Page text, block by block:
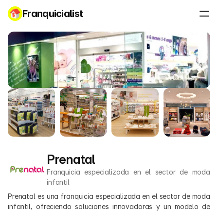
Franquicialist
Prenatal
Franquicia especializada en el sector de moda
infantil
Prenatal es una franquicia especializada en el sector de moda
infantil, ofreciendo soluciones innovadoras y un modelo de